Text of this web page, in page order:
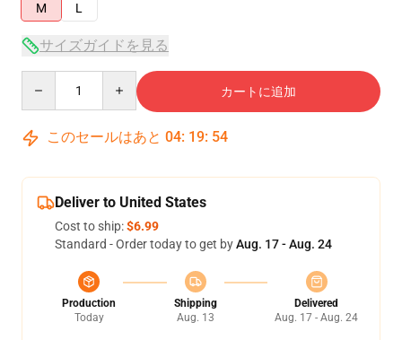
M
L
サイズガイドを見る
カートに追加
このセールはあと 04: 19: 54
Deliver to United States
Cost to ship:$6.99
Standard - Order today to get byAug. 17 - Aug. 24
Production
Today
Shipping
Aug. 13
Delivered
Aug. 17 - Aug. 24